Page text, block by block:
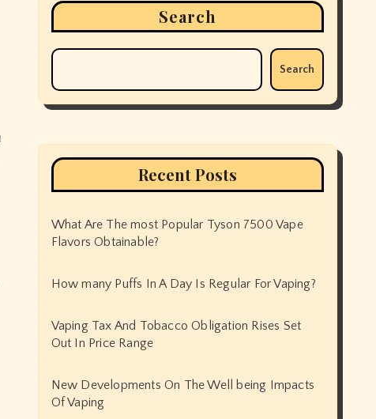
Search
Search
Recent Posts
What Are The most Popular Tyson 7500 Vape
Flavors Obtainable?
How many Puffs In A Day Is Regular For Vaping?
Vaping Tax And Tobacco Obligation Rises Set
Out In Price Range
New Developments On The Well being Impacts
Of Vaping